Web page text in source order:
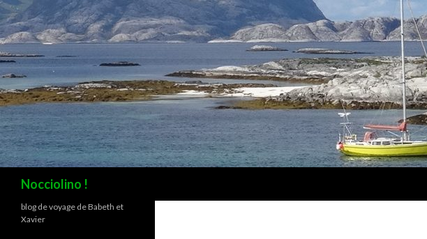
Nocciolino !
blog de voyage de Babeth et
Xavier